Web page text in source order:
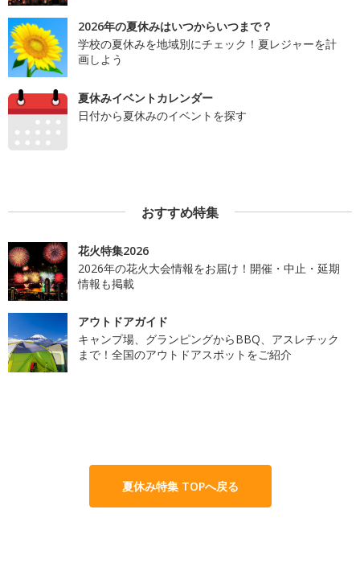
2026年の夏休みはいつからいつまで？
学校の夏休みを地域別にチェック！夏レジャーを計
画しよう
夏休みイベントカレンダー
日付から夏休みのイベントを探す
おすすめ特集
花火特集2026
2026年の花火大会情報をお届け！開催・中止・延期
情報も掲載
アウトドアガイド
キャンプ場、グランピングからBBQ、アスレチック
まで！全国のアウトドアスポットをご紹介
夏休み特集 TOPへ戻る